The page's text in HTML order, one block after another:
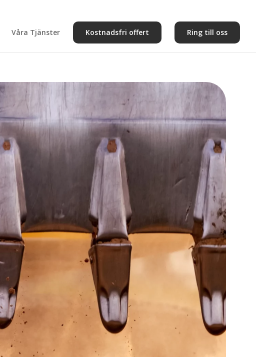
Våra Tjänster Kostnadsfri offert Ring till oss